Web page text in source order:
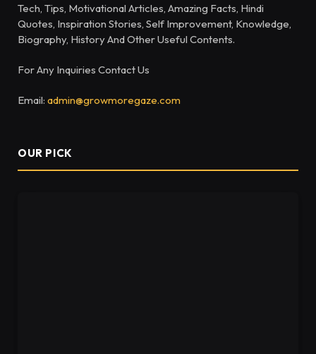
Tech, Tips, Motivational Articles, Amazing Facts, Hindi
Quotes, Inspiration Stories, Self Improvement, Knowledge,
Biography, History And Other Useful Contents.
For Any Inquiries Contact Us
Email: admin@growmoregaze.com
OUR PICK